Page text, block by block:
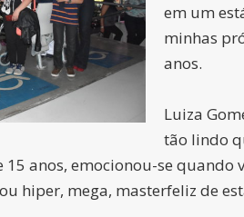
em um
minhas
anos.
Luiza
tão lindo
15 anos, emocionou-se
hiper, mega, masterfeliz de